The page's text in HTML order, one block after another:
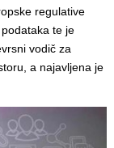
regulative
te je
vodič za
a najavljena je